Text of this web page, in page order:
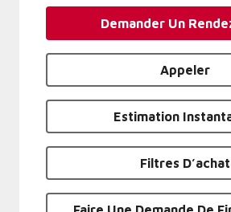
Demander Un
Appeler
Estimation
Filtres D’achat